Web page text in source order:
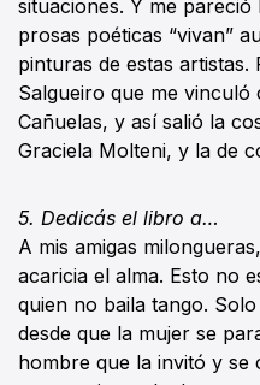
situaciones. Y me
prosas poéticas “vivan”
pinturas de estas
Salgueiro que me
Cañuelas, y así salió la
Graciela Molteni, y la de
5. Dedicás el libro a…
A mis amigas
acaricia el alma. Esto no
quien no baila tango.
desde que la mujer se
hombre que la invitó y